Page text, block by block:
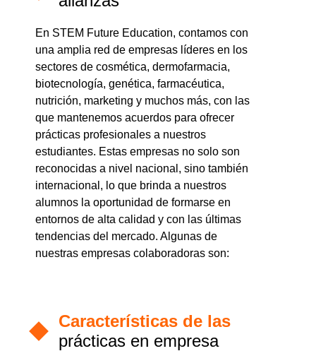
En STEM Future Education, contamos con
una amplia red de empresas líderes en los
sectores de cosmética, dermofarmacia,
biotecnología, genética, farmacéutica,
nutrición, marketing y muchos más, con las
que mantenemos acuerdos para ofrecer
prácticas profesionales a nuestros
estudiantes. Estas empresas no solo son
reconocidas a nivel nacional, sino también
internacional, lo que brinda a nuestros
alumnos la oportunidad de formarse en
entornos de alta calidad y con las últimas
tendencias del mercado. Algunas de
nuestras empresas colaboradoras son:
Características de las
prácticas en empresa